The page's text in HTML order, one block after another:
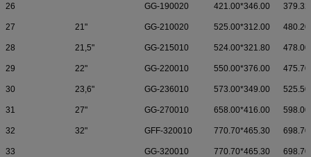
26 GG-190020 421.00*346.00
27 21" GG-210020 525.00*312.00
28 21,5" GG-215010 524.00*321.80
29 22" GG-220010 550.00*376.00
30 23,6" GG-236010 573.00*349.00
31 27" GG-270010 658.00*416.00
32 32" GFF-320010 770.70*465.30
33 GG-320010 770.70*465.30